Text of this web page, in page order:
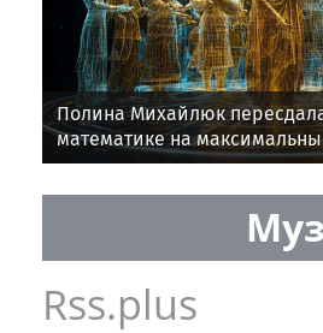
Полина Михайлюк
математике на
Rss.plus